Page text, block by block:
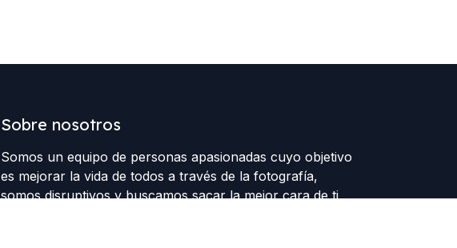
Sobre nosotros
Somos un equipo de personas apasionadas cuyo objetivo
es mejorar la vida de todos a través de la fotografía,
somos disruptivos y buscamos sacar la mejor cara de ti,